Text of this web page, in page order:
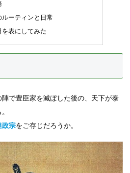
ーティンと日常
表にしてみた
で豊臣家を滅ぼした後の、天下が泰
政宗をご存じだろうか。